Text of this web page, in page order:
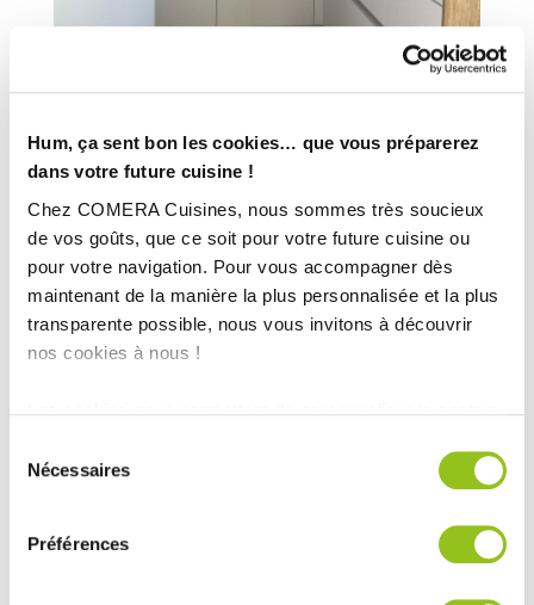
Hum, ça sent bon les cookies… que vous préparerez
dans votre future cuisine !
Chez COMERA Cuisines, nous sommes très soucieux
de vos goûts, que ce soit pour votre future cuisine ou
pour votre navigation. Pour vous accompagner dès
maintenant de la manière la plus personnalisée et la plus
transparente possible, nous vous invitons à découvrir
nos cookies à nous !
médias sociaux et d'analyser notre trafic. Nous
partageons également des informations sur l'utilisation de
notre site avec nos partenaires de médias sociaux, de
publicité et d'analyse, qui peuvent combiner celles-ci
Nécessaires
Préférences
INFORMATIONS